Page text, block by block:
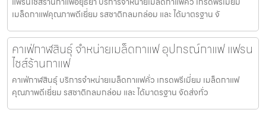
เมล็ดกาแฟคุณภาพดีเยี่ยม รสชาติกลมกล่อม และ ได้มาตรฐาน จั
คาเฟ่กาฬสินธุ์ จำหน่ายเมล็ดกาแฟ อุปกรณ์กาแฟ แฟรน
ไชส์ร้านกาแฟ
คาเฟ่กาฬสินธุ์ บริการจำหน่ายเมล็ดกาแฟคั่ว เกรดพรีเมี่ยม เมล็ดกาแฟ
คุณภาพดีเยี่ยม รสชาติกลมกล่อม และ ได้มาตรฐาน จัดส่งทั่ว